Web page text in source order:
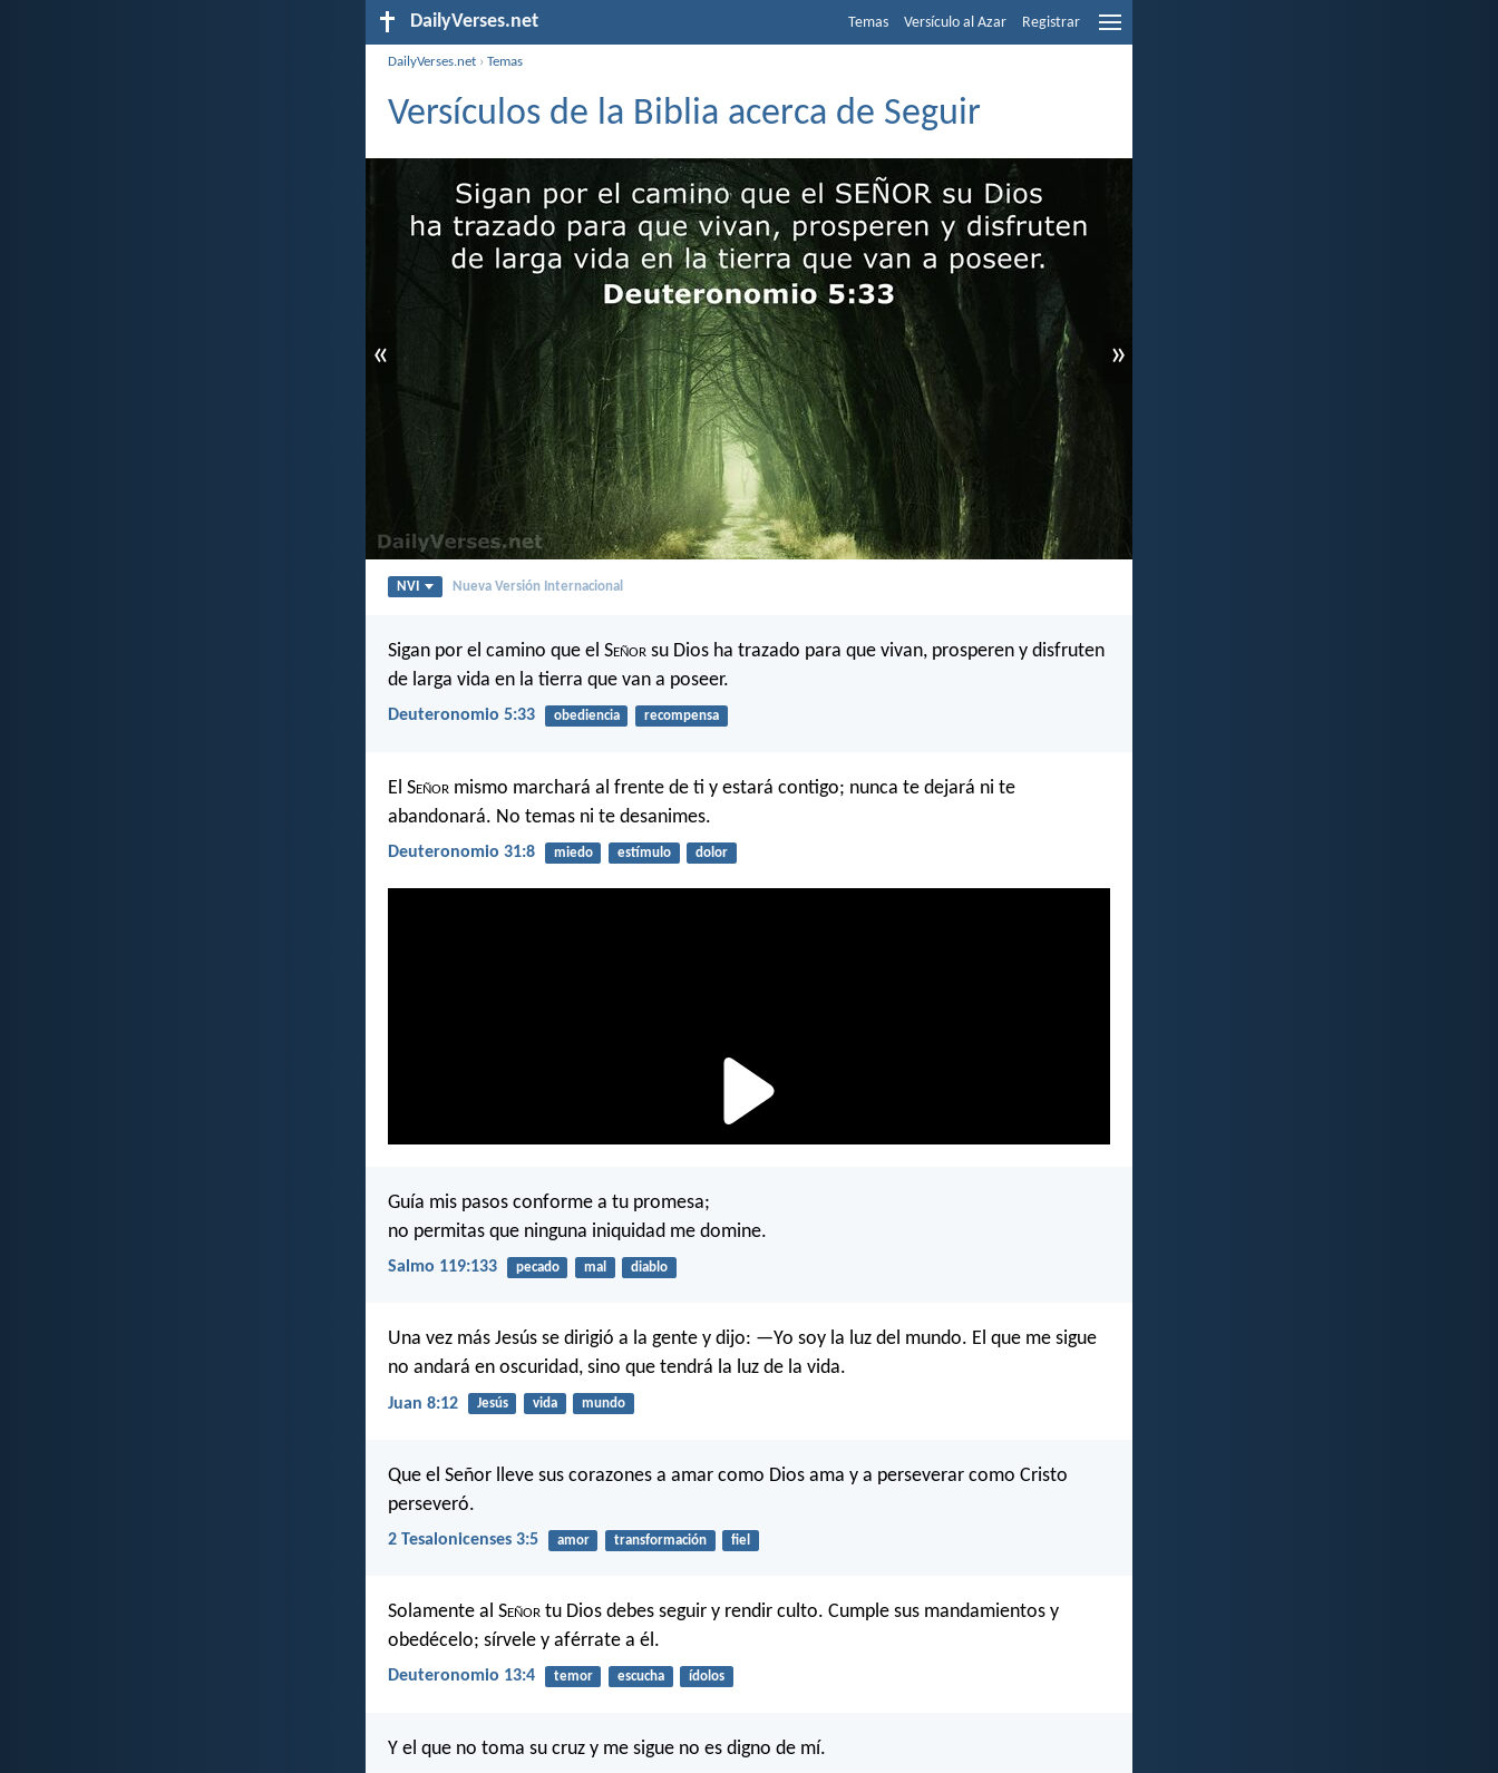
DailyVerses.net Temas Versículo al Azar Registrar
DailyVerses.net ›Temas
Versículos de la Biblia acerca de Seguir
« »
NVI Nueva Versión Internacional
Sigan por el camino que el Señor su Dios ha trazado para que vivan, prosperen y disfruten
de larga vida en la tierra que van a poseer.
Deuteronomio 5:33 obediencia recompensa
El Señor mismo marchará al frente de ti y estará contigo; nunca te dejará ni te
abandonará. No temas ni te desanimes.
Deuteronomio 31:8 miedo estímulo dolor
Guía mis pasos conforme a tu promesa;
no permitas que ninguna iniquidad me domine.
Salmo 119:133 pecado mal diablo
Una vez más Jesús se dirigió a la gente y dijo: —Yo soy la luz del mundo. El que me sigue
no andará en oscuridad, sino que tendrá la luz de la vida.
Juan 8:12 Jesús vida mundo
Que el Señor lleve sus corazones a amar como Dios ama y a perseverar como Cristo
perseveró.
2 Tesalonicenses 3:5 amor transformación fiel
Solamente al Señor tu Dios debes seguir y rendir culto. Cumple sus mandamientos y
obedécelo; sírvele y aférrate a él.
Deuteronomio 13:4 temor escucha ídolos
Y el que no toma su cruz y me sigue no es digno de mí.